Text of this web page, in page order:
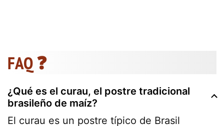
FAQ ❓
¿Qué es el curau, el postre tradicional
brasileño de maíz?
El curau es un postre típico de Brasil